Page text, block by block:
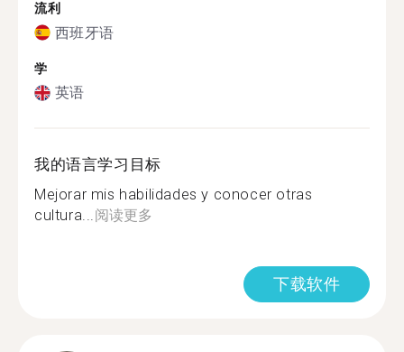
流利
西班牙语
学
英语
我的语言学习目标
Mejorar mis habilidades y conocer otras
cultura...阅读更多
下载软件